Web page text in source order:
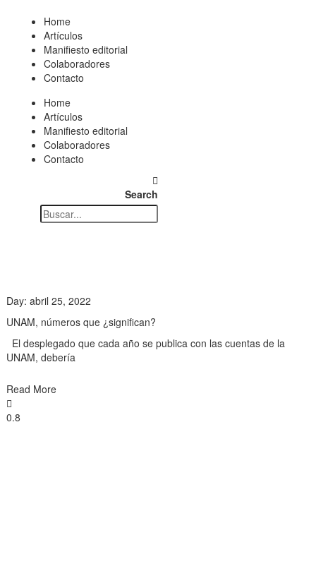
Home
Artículos
Manifiesto editorial
Colaboradores
Contacto
Home
Artículos
Manifiesto editorial
Colaboradores
Contacto
Search
Day: abril 25, 2022
UNAM, números que ¿significan?
El desplegado que cada año se publica con las cuentas de la
UNAM, debería
Read More